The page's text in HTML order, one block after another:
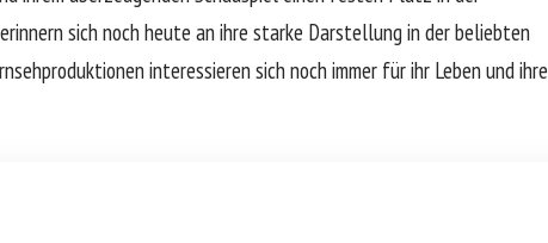
sich noch heute an ihre starke Darstellung in der beliebten
interessieren sich noch immer für ihr Leben und ihre